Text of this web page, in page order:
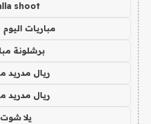
shoot
مباريات
برشلونة
ريال مدريد
ريال مدريد
يلا شوت